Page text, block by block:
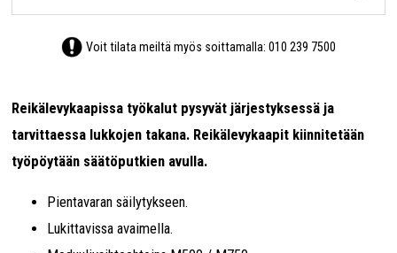
Voit tilata meiltä myös soittamalla:010 239 7500
Reikälevykaapissa työkalut pysyvät järjestyksessä ja
tarvittaessa lukkojen takana. Reikälevykaapit kiinnitetään
työpöytään säätöputkien avulla.
Pientavaran säilytykseen.
Lukittavissa avaimella.